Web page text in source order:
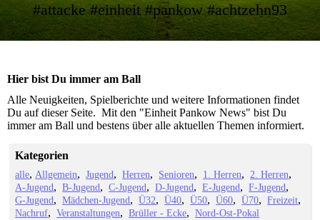
#attacke #einheit #pankow #achtzehn93
Hier bist Du immer am Ball
Alle Neuigkeiten, Spielberichte und weitere Informationen findet
Du auf dieser Seite. Mit den "Einheit Pankow News" bist Du
immer am Ball und bestens über alle aktuellen Themen informiert.
Kategorien
alle Allgemein Jugend Herren Senioren 1. Herren
2. Herren
A-Jugend
B-Jugend C-Jugend D-Jugend E-Jugend
F-Jugend
G-Jugend
Mädchen-Jugend Ü32 Ü40 Ü50 Ü60 Ü70
Freizeit
Nachruf
Veranstaltungen Brüller - Ecke Nord-Ost-Pokal